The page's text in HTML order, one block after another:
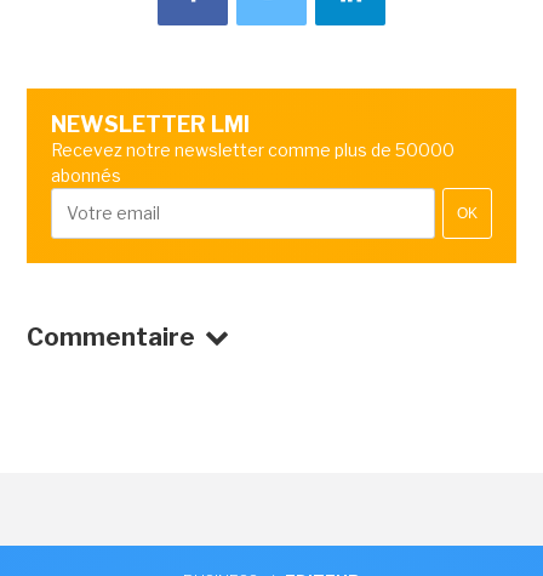
NEWSLETTER LMI
Recevez notre newsletter comme plus de 50000
abonnés
OK
Commentaire